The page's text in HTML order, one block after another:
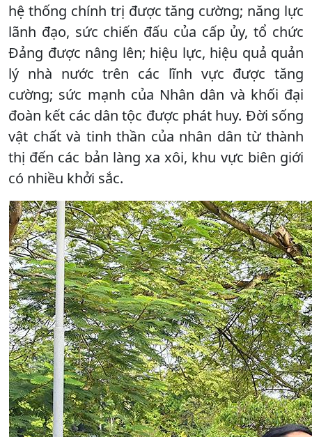
hệ thống chính trị được tăng cường; năng lực
lãnh đạo, sức chiến đấu của cấp ủy, tổ chức
Đảng được nâng lên; hiệu lực, hiệu quả quản
lý nhà nước trên các lĩnh vực được tăng
cường; sức mạnh của Nhân dân và khối đại
đoàn kết các dân tộc được phát huy. Đời sống
vật chất và tinh thần của nhân dân từ thành
thị đến các bản làng xa xôi, khu vực biên giới
có nhiều khởi sắc.